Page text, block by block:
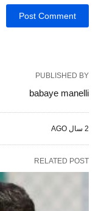
PUBLISHED BY
babaye manelli
2 سال AGO
RELATED POST